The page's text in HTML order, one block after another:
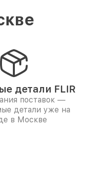
детали FLIR
поставок —
детали уже на
в Москве